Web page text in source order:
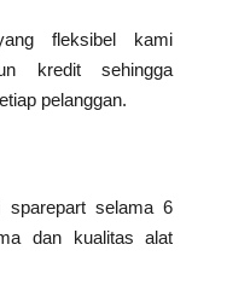
fleksibel kami
kredit sehingga
pelanggan.
sparepart selama 6
dan kualitas alat